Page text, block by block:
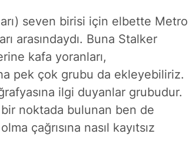
seven birisi için elbette Metro
arasındaydı. Buna Stalker
kafa yoranları,
pek çok grubu da ekleyebiliriz.
ilgi duyanlar grubudur.
noktada bulunan ben de
çağrısına nasıl kayıtsız